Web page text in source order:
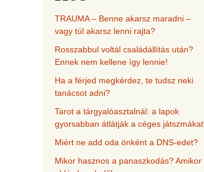
TRAUMA – Benne akarsz maradni –
vagy túl akarsz lenni rajta?
Rosszabbul voltál családállítás után?
Ennek nem kellene így lennie!
Ha a férjed megkérdez, te tudsz neki
tanácsot adni?
Tarot a tárgyalóasztalnál: a lapok
gyorsabban átlátják a céges játszmákat
Miért ne add oda önként a DNS-edet?
Mikor hasznos a panaszkodás? Amikor